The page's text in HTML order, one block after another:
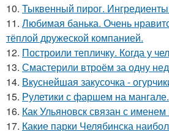
10. Тыквенный пирог.
11. Любимая банька. Очень
тёплой дружеской компанией.
12. Построили тепличку. Когда у
13. Смастерили втроём за одну
14. Вкуснейшая закусочка -
15. Рулетики с фаршем на мангале.
16. Как Ульяновск связан с
17. Какие парки Челябинска